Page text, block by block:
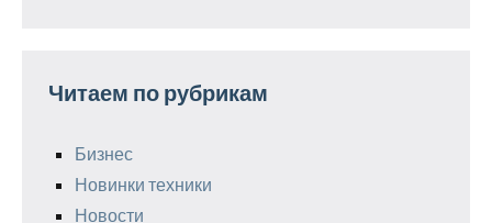
Читаем по рубрикам
Бизнес
Новинки техники
Новости